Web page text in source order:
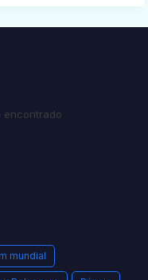
encontrado
mundial